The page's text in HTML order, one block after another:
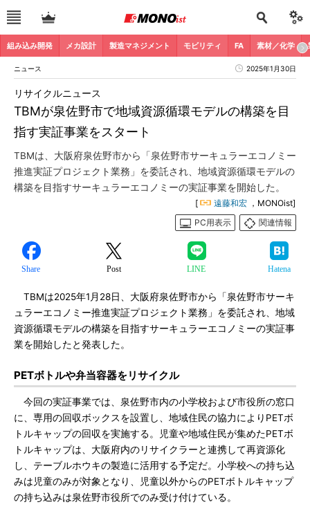
組み込み開発 メカ設計 製造マネジメント モビリティ FA 素材／化学
ニュース 2025年1月30日
TBMが泉佐野市で地域資源循環モデルの構築を目
指す実証事業をスタート
リサイクルニュース
TBMは、大阪府泉佐野市から「泉佐野市サーキュラーエコノミー
推進実証プロジェクト業務」を委託され、地域資源循環モデルの
構築を目指すサーキュラーエコノミーの実証事業を開始した。
[ 遠藤和宏 ，MONOist]
PC用表示
関連情報
Share Post LINE Hatena
TBMは2025年1月28日、大阪府泉佐野市から「泉佐野市サーキ
ュラーエコノミー推進実証プロジェクト業務」を委託され、地域
資源循環モデルの構築を目指すサーキュラーエコノミーの実証事
業を開始したと発表した。
PETボトルや弁当容器をリサイクル
今回の実証事業では、泉佐野市内の小学校および市役所の窓口
に、専用の回収ボックスを設置し、地域住民の協力によりPETボ
トルキャップの回収を実施する。児童や地域住民が集めたPETボ
トルキャップは、大阪府内のリサイクラーと連携して再資源化
し、テーブルホウキの製造に活用する予定だ。小学校への持ち込
みは児童のみが対象となり、児童以外からのPETボトルキャップ
の持ち込みは泉佐野市役所でのみ受け付けている。